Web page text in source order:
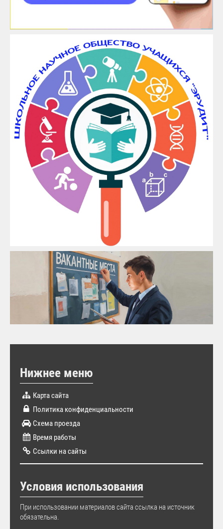
Нижнее меню
Карта сайта
Политика конфиденциальности
Схема проезда
Время работы
Ссылки на сайты
Условия использования
При использовании материалов сайта ссылка на источник
обязательна.